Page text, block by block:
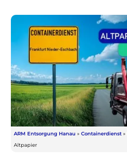
ARM Entsorgung Hanau » Containerdienst »
Altpapier